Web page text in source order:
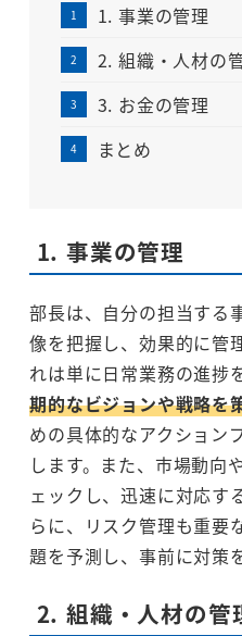
1. 事業の管理
2. 組織・人材の
3. お金の管理
まとめ
1. 事業の管理
部長は、自分の担当する
像を把握し、効果的に管
れは単に日常業務の進捗
期的なビジョンや戦略を
めの具体的なアクション
します。また、市場動向
ェックし、迅速に対応す
らに、リスク管理も重要
題を予測し、事前に対策
2. 組織・人材の管